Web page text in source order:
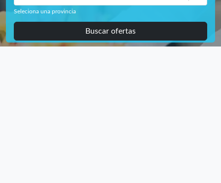
Seleciona una provincia
Buscar ofertas